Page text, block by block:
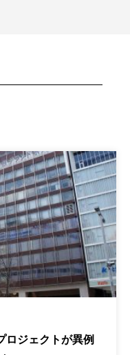
ロジェクトが異例